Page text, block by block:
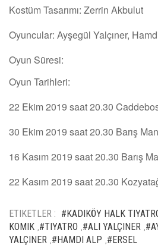
Kostüm Tasarımı: Zerrin Akbulut
Oyuncular: Ayşegül Yalçıner,
Oyun Süresi:
Oyun Tarihleri:
22 Ekim 2019 saat 20.30
30 Ekim 2019 saat 20.30 Barış
16 Kasım 2019 saat 20.30 Barış
22 Kasım 2019 saat 20.30
ETIKETLER : #KADIKÖY HALK
KOMIK #TIYATRO #ALI YALÇINER
YALÇINER #HAMDI ALP #ERSEL